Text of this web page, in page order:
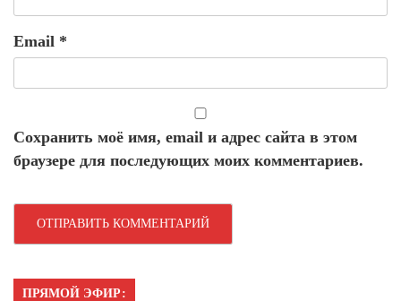
Email *
Сохранить моё имя, email и адрес сайта в этом
браузере для последующих моих комментариев.
ПРЯМОЙ ЭФИР: